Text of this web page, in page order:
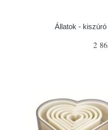
Állatok -
2